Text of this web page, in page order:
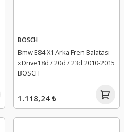
BOSCH
Bmw E84 X1 Arka Fren Balatası
xDrive18d / 20d / 23d 2010-2015
BOSCH
1.118,24 ₺